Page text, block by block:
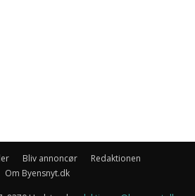
Bliv annoncør
Redaktionen
Om Byensnyt.dk